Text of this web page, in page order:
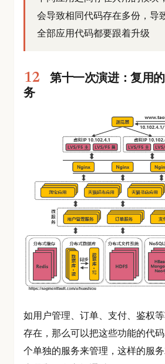
会导致相同代码存在多份，导
全部应用代码都要跟着升级
第十一次演进：复用
务
如用户管理、订单、支付、鉴权
存在，那么可以把这些功能的代
个单独的服务来管理，这样的服